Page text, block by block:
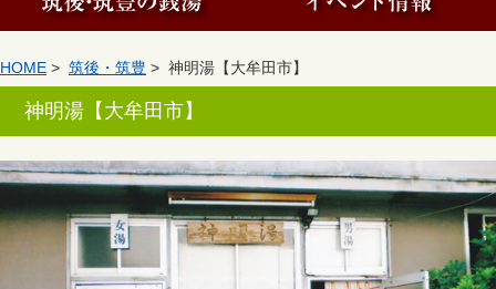
HOME > 筑後・筑豊 > 神明湯【大牟田市】
神明湯【大牟田市】